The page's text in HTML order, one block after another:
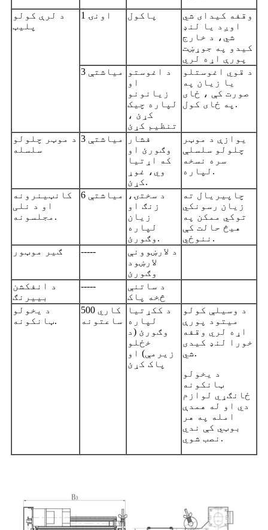
د لرې کولو
پلیټ
1 اونۍ پاکول
وقفه کیدای شي
اوږد یا لنډ
شي، د خارج
کیدو په جوړښت
پورې اړه لري
3 میاشتې
د اغوستو
او
زیانونو
لپاره چیک
کړئ ،
تنظیم کړئ
د قوي اغوستلو
یا زیان په
صورت کې ، ځای
په ځای کول.
د موټر چلولو
سلسله
3 میاشتې
فشار
وګورئ او
که اړتیا
وي، غوړ
کړئ.
یوازې د موټر
چلولو سلسلې
سره نسخه
لپاره.
کانټینرونه
او د نلی
مجلسونه.
6 مياشتې
د سختۍ،
زنګ او
زیان
لپاره
وګورئ.
چاپیریال ته
زیان رسونکي
توکي ممکن په
هیڅ حالت کې
ننوځي.
ګیر موټور
-----
د لارښوونې
لارښود
وګورئ
د انفکشن
بییرنګ
-----
د ساتنې
څخه پاک
د یخولو
ټانکونه.
500 کاري
ساعتونه
د ککړتیا
لپاره
وګورئ (د
خځلو
زیرمې) او
پاک کړئ
د وسیلې کولو
میتود پورې
اړه لري وقفه
خورا لنډ کیدی
شي.
د یخولو
ټانکونه
ځانګړي لوازم
دي او له همدې
امله په هر
بوټي کې ندي
نصب شوي.